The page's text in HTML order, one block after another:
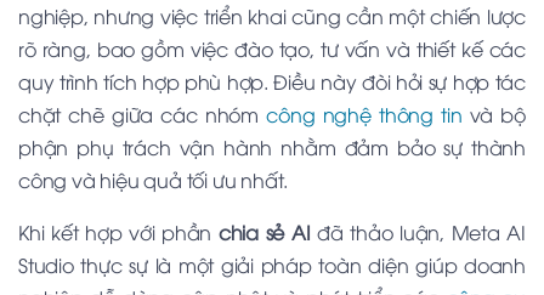
nghiệp, nhưng việc triển khai cũng cần một chiến lược
rõ ràng, bao gồm việc đào tạo, tư vấn và thiết kế các
quy trình tích hợp phù hợp. Điều này đòi hỏi sự hợp tác
chặt chẽ giữa các nhómcông nghệ thông tin và bộ
phận phụ trách vận hành nhằm đảm bảo sự thành
công và hiệu quả tối ưu nhất.
Khi kết hợp với phần chia sẻ AI đã thảo luận, Meta AI
Studio thực sự là một giải pháp toàn diện giúp doanh